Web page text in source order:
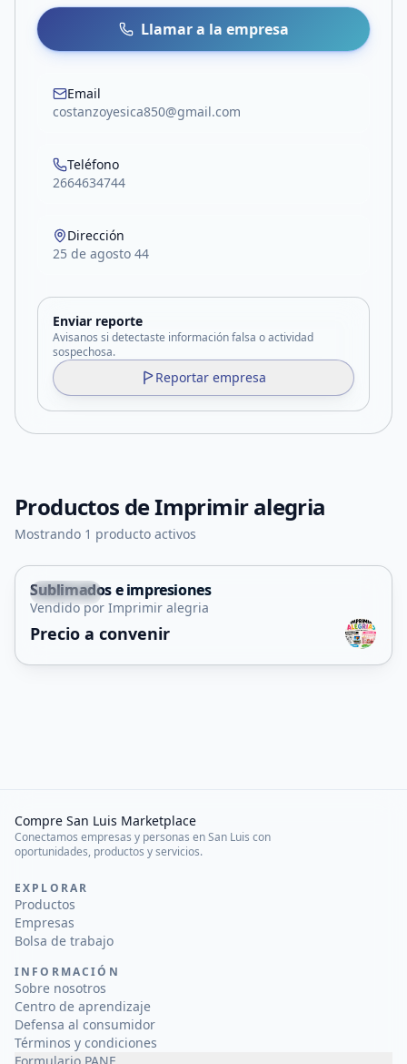
Llamar a la empresa
Email
costanzoyesica850@gmail.com
Teléfono
2664634744
Dirección
25 de agosto 44
Enviar reporte
Avisanos si detectaste información falsa o actividad
sospechosa.
Reportar empresa
Productos deImprimir alegria
Mostrando 1 producto activos
Capital
Sublimados e impresiones
Vendido por Imprimir alegria
Precio a convenir
Compre San Luis Marketplace
Conectamos empresas y personas en San Luis con
oportunidades, productos y servicios.
EXPLORAR
Productos
Empresas
Bolsa de trabajo
INFORMACIÓN
Sobre nosotros
Centro de aprendizaje
Defensa al consumidor
Términos y condiciones